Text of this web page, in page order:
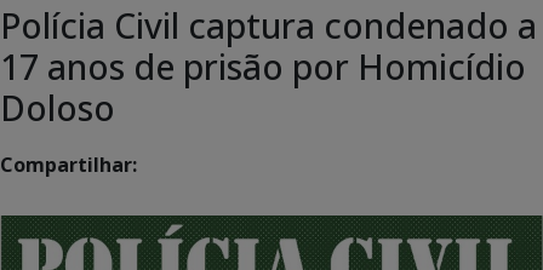
Polícia Civil captura condenado a
17 anos de prisão por Homicídio
Doloso
Compartilhar: